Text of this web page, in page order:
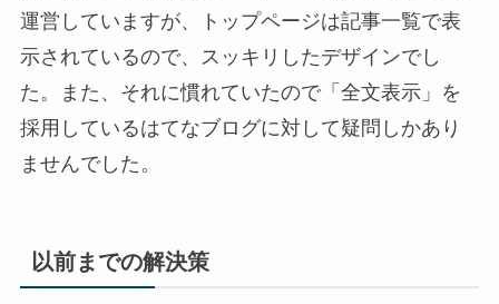
運営していますが、トップページは記事一覧で表
示されているので、スッキリしたデザインでし
た。また、それに慣れていたので「全文表示」を
採用しているはてなブログに対して疑問しかあり
ませんでした。
以前までの解決策